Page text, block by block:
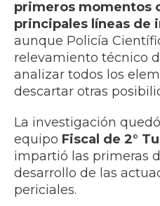
primeros momentos
principales líneas de
aunque Policía
relevamiento técnico
analizar todos los
descartar otras
La investigación
equipo Fiscal de 2°
impartió las primeras
desarrollo de las
periciales.